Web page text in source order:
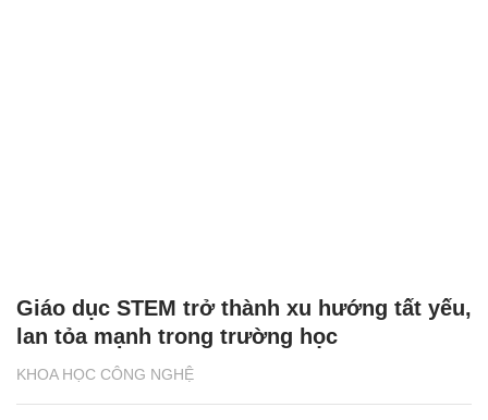
KHOA HỌC CÔNG NGHỆ
Giáo dục STEM trở thành xu hướng tất yếu,
lan tỏa mạnh trong trường học